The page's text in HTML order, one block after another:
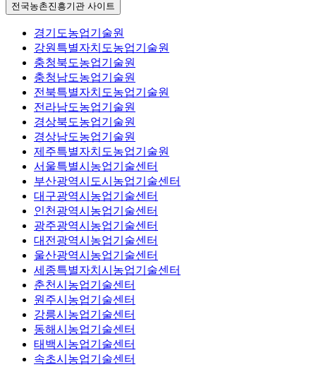
전국농촌진흥기관 사이트
경기도농업기술원
강원특별자치도농업기술원
충청북도농업기술원
충청남도농업기술원
전북특별자치도농업기술원
전라남도농업기술원
경상북도농업기술원
경상남도농업기술원
제주특별자치도농업기술원
서울특별시농업기술센터
부산광역시도시농업기술센터
대구광역시농업기술센터
인천광역시농업기술센터
광주광역시농업기술센터
대전광역시농업기술센터
울산광역시농업기술센터
세종특별자치시농업기술센터
춘천시농업기술센터
원주시농업기술센터
강릉시농업기술센터
동해시농업기술센터
태백시농업기술센터
속초시농업기술센터